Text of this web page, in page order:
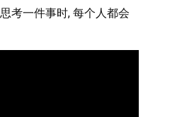
考一件事时, 每个人都会